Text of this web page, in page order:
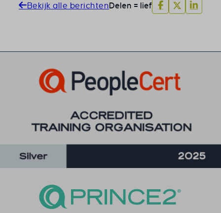
Bekijk alle berichtenDelen = lief